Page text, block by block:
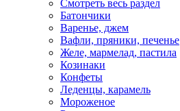
Смотреть весь раздел
Батончики
Варенье, джем
Вафли, пряники, печенье
Желе, мармелад, пастила
Козинаки
Конфеты
Леденцы, карамель
Мороженое